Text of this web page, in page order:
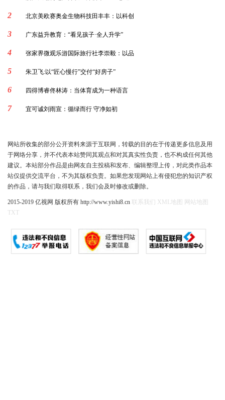
2 北京美欧赛奥金生物科技田丰丰：以科创
3 广东益升教育：“看见孩子·全人升学”
4 张家界微观乐游国际旅行社李崇毅：以品
5 朱卫飞:以“匠心慢行”交付“好房子”
6 四得博睿佟林涛：当体育成为一种语言
7 宜可诚刘雨宣：循绿而行 守净如初
网站所收集的部分公开资料来源于互联网，转载的目的在于传递更多信息及用
于网络分享，并不代表本站赞同其观点和对其真实性负责，也不构成任何其他
建议。本站部分作品是由网友自主投稿和发布、编辑整理上传，对此类作品本
站仅提供交流平台，不为其版权负责。如果您发现网站上有侵犯您的知识产权
的作品，请与我们取得联系，我们会及时修改或删除。
2015-2019 亿视网 版权所有 http://www.yishi8.cn 联系我们 XML地图
网站地图
TXT